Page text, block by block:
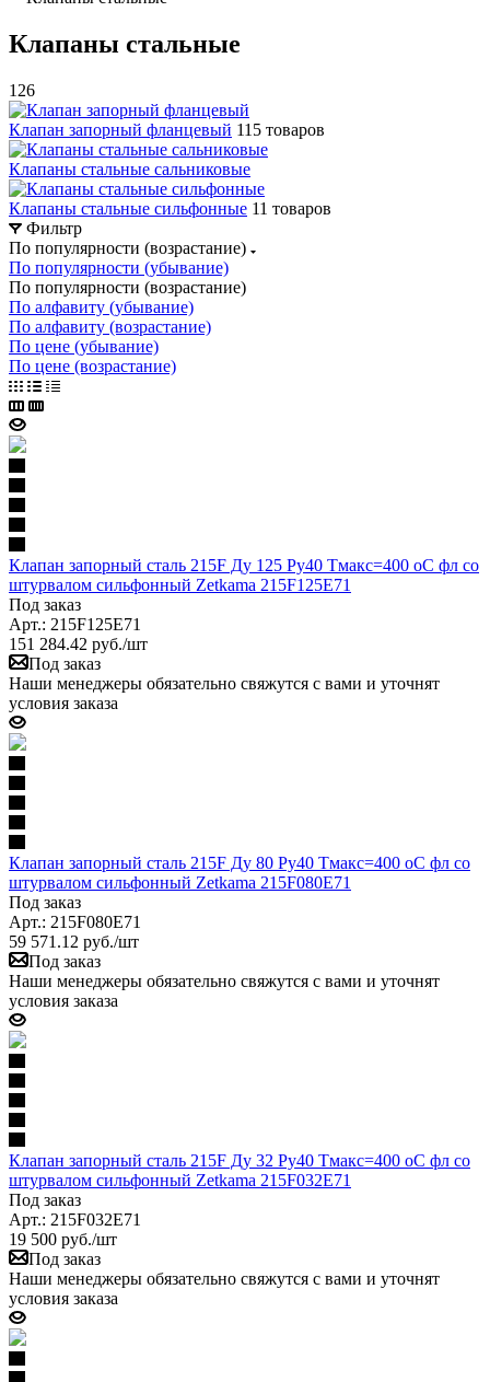
Клапаны стальные
126
Клапан запорный фланцевый 115 товаров
Клапаны стальные сальниковые
Клапаны стальные сильфонные 11 товаров
Фильтр
По популярности (возрастание)
По популярности (убывание)
По популярности (возрастание)
По алфавиту (убывание)
По алфавиту (возрастание)
По цене (убывание)
По цене (возрастание)
Клапан запорный сталь 215F Ду 125 Ру40 Тмакс=400 оС фл со
штурвалом сильфонный Zetkama 215F125E71
Под заказ
Арт.: 215F125E71
151 284.42 руб./шт
Под заказ
Наши менеджеры обязательно свяжутся с вами и уточнят
условия заказа
Клапан запорный сталь 215F Ду 80 Ру40 Тмакс=400 оС фл со
штурвалом сильфонный Zetkama 215F080E71
Под заказ
Арт.: 215F080E71
59 571.12 руб./шт
Под заказ
Наши менеджеры обязательно свяжутся с вами и уточнят
условия заказа
Клапан запорный сталь 215F Ду 32 Ру40 Тмакс=400 оС фл со
штурвалом сильфонный Zetkama 215F032E71
Под заказ
Арт.: 215F032E71
19 500 руб./шт
Под заказ
Наши менеджеры обязательно свяжутся с вами и уточнят
условия заказа